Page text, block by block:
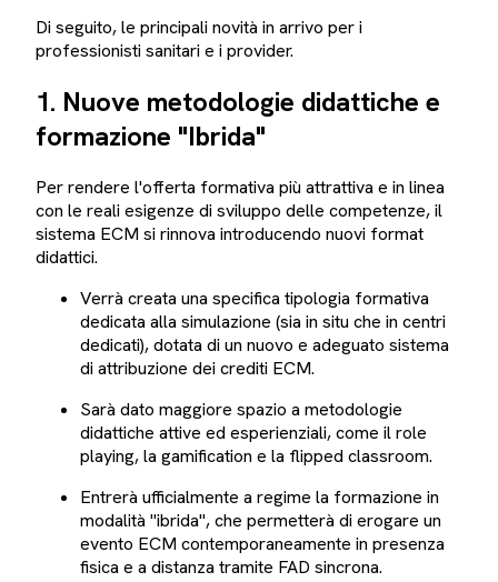
Di seguito, le principali novità in arrivo per i
professionisti sanitari e i provider.
1. Nuove metodologie didattiche e
formazione "Ibrida"
Per rendere l'offerta formativa più attrattiva e in linea
con le reali esigenze di sviluppo delle competenze, il
sistema ECM si rinnova introducendo nuovi format
didattici.
Verrà creata una specifica tipologia formativa
dedicata alla simulazione (sia in situ che in centri
dedicati), dotata di un nuovo e adeguato sistema
di attribuzione dei crediti ECM.
Sarà dato maggiore spazio a metodologie
didattiche attive ed esperienziali, come ilrole
playing, la gamification e la flipped classroom.
Entrerà ufficialmente a regime la formazione in
modalità "ibrida", che permetterà di erogare un
evento ECM contemporaneamente in presenza
fisica e a distanza tramite FAD sincrona.